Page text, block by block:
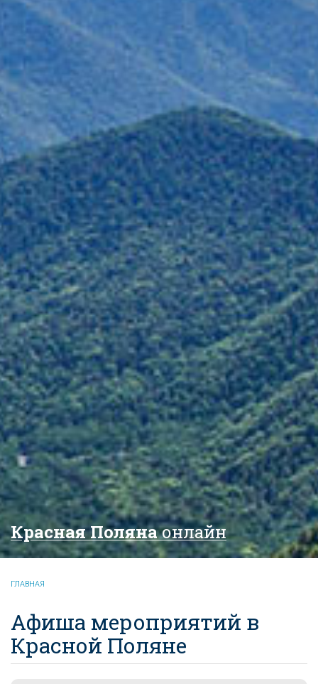
Красная Полянаонлайн
ГЛАВНАЯ
Афиша мероприятий в
Красной Поляне